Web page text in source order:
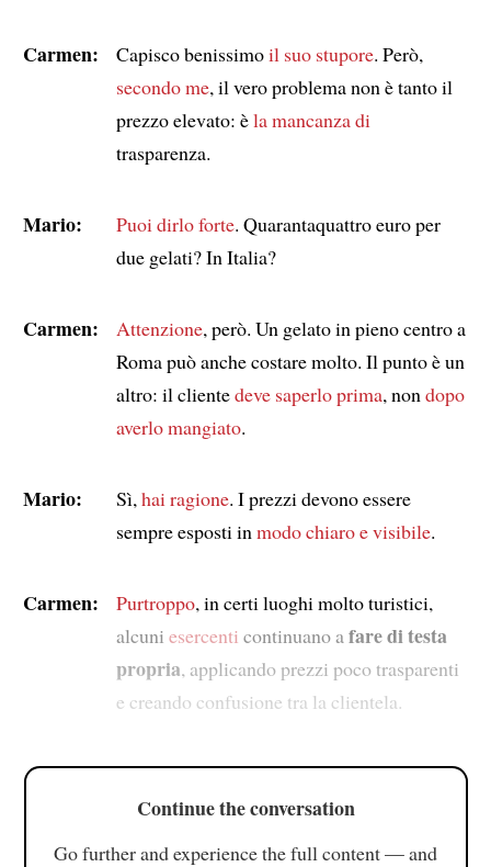
Carmen: Capisco benissimoil suo stupore. Però,
secondo me, il vero problema non è tanto il
prezzo elevato: èla mancanza di
trasparenza.
Mario: Puoi dirlo forte. Quarantaquattro euro per
due gelati? In Italia?
Carmen: Attenzione, però. Un gelato in pieno centro a
Roma può anche costare molto. Il punto è un
altro: il clientedeve saperlo prima, non dopo
averlo mangiato.
Mario: Sì, hai ragione. I prezzi devono essere
sempre esposti in modo chiaro e visibile.
Carmen: Purtroppo, in certi luoghi molto turistici,
alcuni esercenti continuano a fare di testa
propria, applicando prezzi poco trasparenti
e creando confusione tra la clientela.
Continue the conversation
Go further and experience the full content — and